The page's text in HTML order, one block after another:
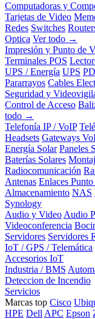
Computadoras y
Tarjetas de Video
Redes Switches
Optica Ver todo →
Impresión y Punto de
Terminales POS
UPS / Energía UPS
Pararrayos Cables
Seguridad y
Control de Acceso
todo →
Telefonía IP / VoIP
Headsets Gateways
Energía Solar Paneles
Baterías Solares
Radiocomunicación
Antenas Enlaces
Almacenamiento NAS
Synology
Audio y Video Audio
Videoconferencia
Servidores Servidores
IoT / GPS / Telemática
Accesorios IoT
Industria / BMS
Deteccion de Incendio
Servicios
Marcas top Cisco
HPE Dell APC Epson